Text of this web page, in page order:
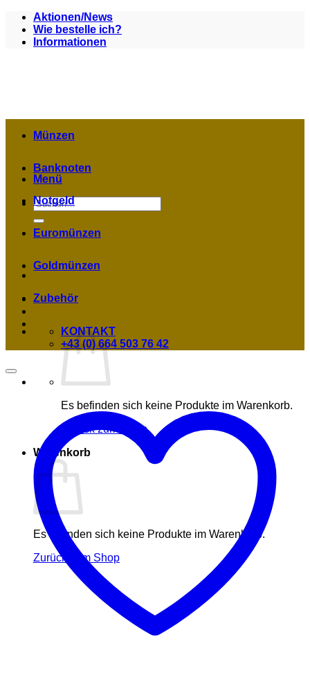
Zum
Inhalt
springen
Aktionen/News
Wie bestelle ich?
Informationen
Menü
Suchen
nach:
Es befinden sich keine Produkte im Warenkorb.
Zurück zum Shop
Warenkorb
Es befinden sich keine Produkte im Warenkorb.
Zurück zum Shop
Münzen
Banknoten
Notgeld
Euromünzen
Goldmünzen
Zubehör
KONTAKT
+43 (0) 664 503 76 42